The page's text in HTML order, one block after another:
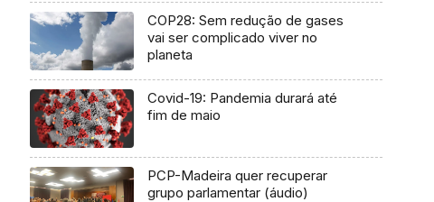
COP28: Sem redução de gases
vai ser complicado viver no
planeta
Covid-19: Pandemia durará até
fim de maio
PCP-Madeira quer recuperar
grupo parlamentar (áudio)